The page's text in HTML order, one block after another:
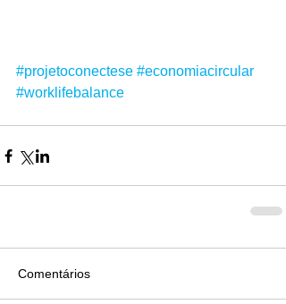
#projetoconectese #economiacircular
#worklifebalance
Comentários